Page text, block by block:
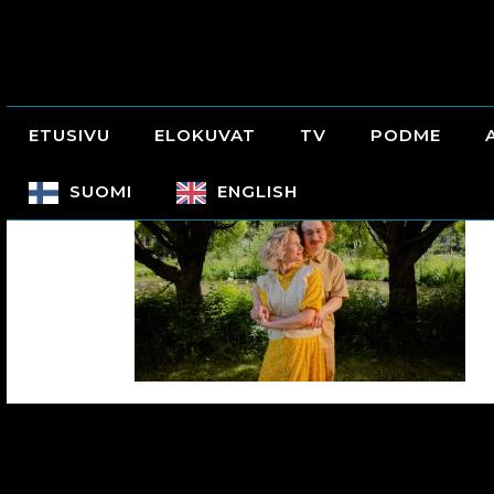
ETUSIVU ELOKUVAT TV PODME
SUOMI ENGLISH